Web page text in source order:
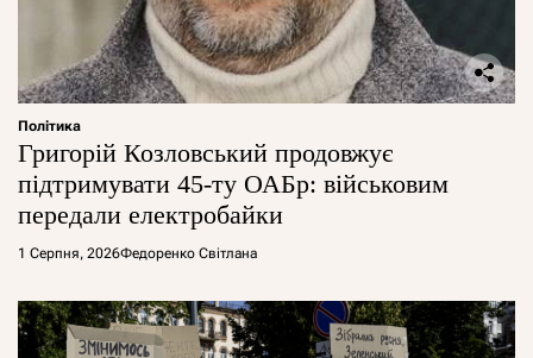
Політика
Григорій Козловський продовжує
підтримувати 45-ту ОАБр: військовим
передали електробайки
1 Серпня, 2026Федоренко Світлана